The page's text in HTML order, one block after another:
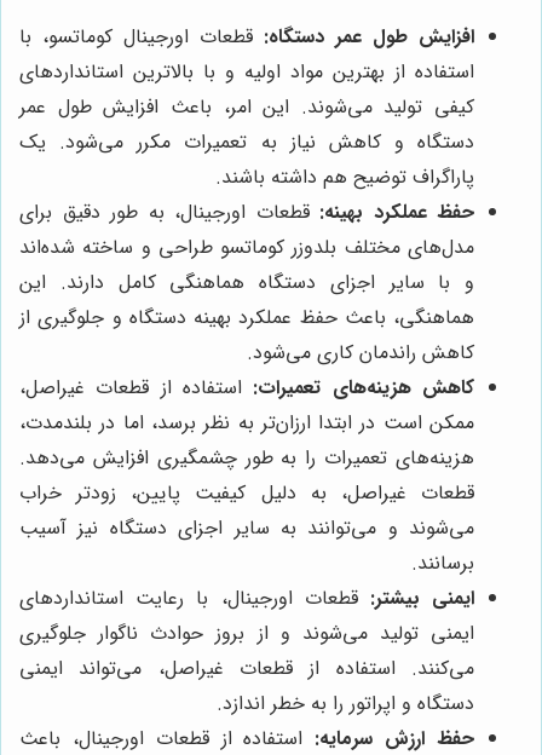
افزایش طول عمر دستگاه: قطعات اورجینال کوماتسو، با
استفاده از بهترین مواد اولیه و با بالاترین استانداردهای
کیفی تولید می‌شوند. این امر، باعث افزایش طول عمر
دستگاه و کاهش نیاز به تعمیرات مکرر می‌شود. یک
پاراگراف توضیح هم داشته باشند.
حفظ عملکرد بهینه: قطعات اورجینال، به طور دقیق برای
مدل‌های مختلف بلدوزر کوماتسو طراحی و ساخته شده‌اند
و با سایر اجزای دستگاه هماهنگی کامل دارند. این
هماهنگی، باعث حفظ عملکرد بهینه دستگاه و جلوگیری از
کاهش راندمان کاری می‌شود.
کاهش هزینه‌های تعمیرات: استفاده از قطعات غیراصل،
ممکن است در ابتدا ارزان‌تر به نظر برسد، اما در بلندمدت،
هزینه‌های تعمیرات را به طور چشمگیری افزایش می‌دهد.
قطعات غیراصل، به دلیل کیفیت پایین، زودتر خراب
می‌شوند و می‌توانند به سایر اجزای دستگاه نیز آسیب
برسانند.
ایمنی بیشتر: قطعات اورجینال، با رعایت استانداردهای
ایمنی تولید می‌شوند و از بروز حوادث ناگوار جلوگیری
می‌کنند. استفاده از قطعات غیراصل، می‌تواند ایمنی
دستگاه و اپراتور را به خطر اندازد.
حفظ ارزش سرمایه: استفاده از قطعات اورجینال، باعث